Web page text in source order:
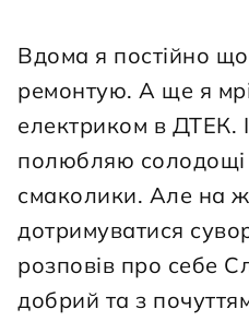
Вдома я постійно
ремонтую. А ще я
електриком в ДТЕК. І
полюбляю солодощі
смаколики. Але на
дотримуватися
розповів про себе
добрий та з